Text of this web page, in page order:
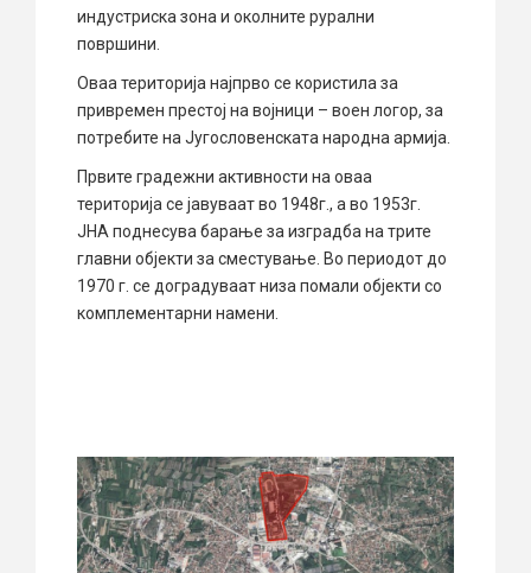
индустриска зона и околните рурални
површини.
Оваа територија најпрво се користила за
привремен престој на војници – воен логор, за
потребите на Југословенската народна армија.
Првите градежни активности на оваа
територија се јавуваат во 1948г., а во 1953г.
ЈНА поднесува барање за изградба на трите
главни објекти за сместување. Во периодот до
1970 г. се доградуваат низа помали објекти со
комплементарни намени.